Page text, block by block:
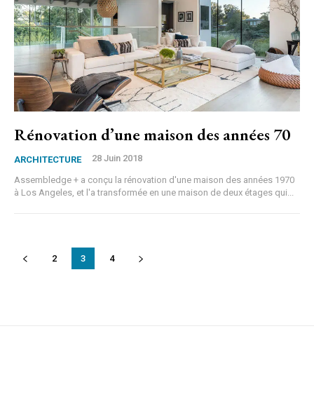
Rénovation d’une maison des années 70
ARCHITECTURE 28 Juin 2018
Assembledge + a conçu la rénovation d'une maison des années 1970
à Los Angeles, et l'a transformée en une maison de deux étages qui...
2 3 4